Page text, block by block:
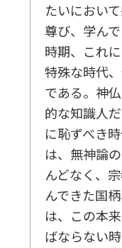
たいにおい
尊び、学ん
時期、これ
特殊な時代
である。神
的な知識人
に恥ずべき
は、無神論
んどなく、
んできた国
は、この本
ばならない